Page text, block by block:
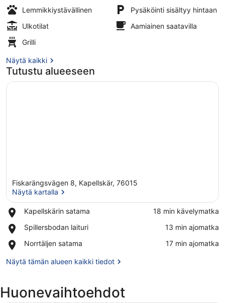
Lemmikkiystävällinen
Pysäköinti sisältyy hintaan
Ulkotilat
Aamiainen saatavilla
Grilli
Näytä kaikki
Tutustu alueeseen
Fiskarängsvägen 8, Kapellskär, 76015
Näytä kartalla
Kapellskärin satama
Place,
satama
‪18 min kävelymatka‬
Spillersbodan laituri
Place,
laituri
‪13 min ajomatka‬
Norrtäljen satama
Place,
satama
‪17 min ajomatka‬
Näytä tämän alueen kaikki tiedot
Huonevaihtoehdot